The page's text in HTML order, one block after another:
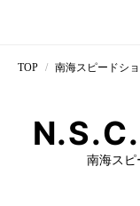
TOP 南海スピードシ
南海スピ